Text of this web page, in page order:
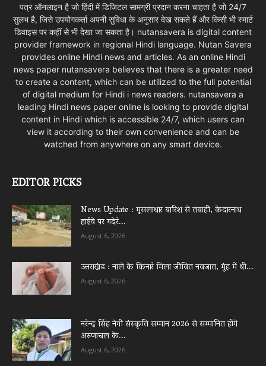
पत्र ऑनलाइन है जो हिंदी में डिजिटल सामग्री प्रदान करना चाहता है जो 24/7
सुलभ है, जिसे उपयोगकर्ता अपनी सुविधा के अनुसार देख सकते हैं और किसी भी स्मार्ट
डिवाइस पर कहीं से भी देखा जा सकता है। nutansavera is digital content
provider framework in regional Hindi language. Nutan Savera
provides online Hindi news and articles. As an online Hindi
news paper nutansavera believes that there is a greater need
to create a content, which can be utilized to the full potential
of digital medium for Hindi i news readers. nutansavera a
leading Hindi news paper online is looking to provide digital
content in Hindi which is accessible 24/7, which users can
view it according to their own convenience and can be
watched from anywhere on any smart device.
EDITOR PICKS
News Update : मूसलाधार बारिश से तबाही, केदारनाथ
हाईवे पर गदेरे...
August 6, 2026
उत्तराखंड : नाले के किनारे मिला जीवित नवजात, मुंह में थी...
August 6, 2026
नरेन्द्र सिंह नेगी संस्कृति सम्मान 2026 से सम्मानित होंगे
अरुणाचल के...
August 6, 2026